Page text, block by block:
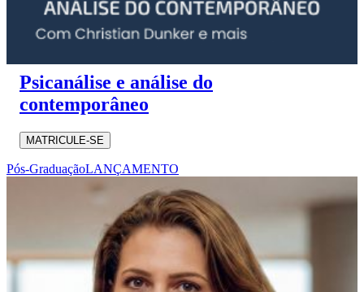
Psicanálise e análise do
contemporâneo
MATRICULE-SE
Pós-GraduaçãoLANÇAMENTO